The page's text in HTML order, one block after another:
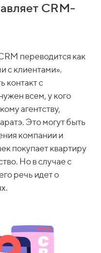
CRM-
переводится как
с клиентами».
контакт с
всем, у кого
агентству,
Это могут быть
компании и
покупает квартиру
Но в случае с
речь идет о